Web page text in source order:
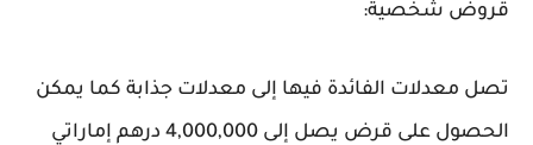
قروض شخصية:
تصل معدلات الفائدة فيها إلى معدلات جذابة كما يمكن
الحصول على قرض يصل إلى 4,000,000 درهم إماراتي